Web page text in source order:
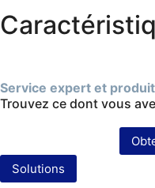
Service expert et
Trouvez ce dont vous
Solutions